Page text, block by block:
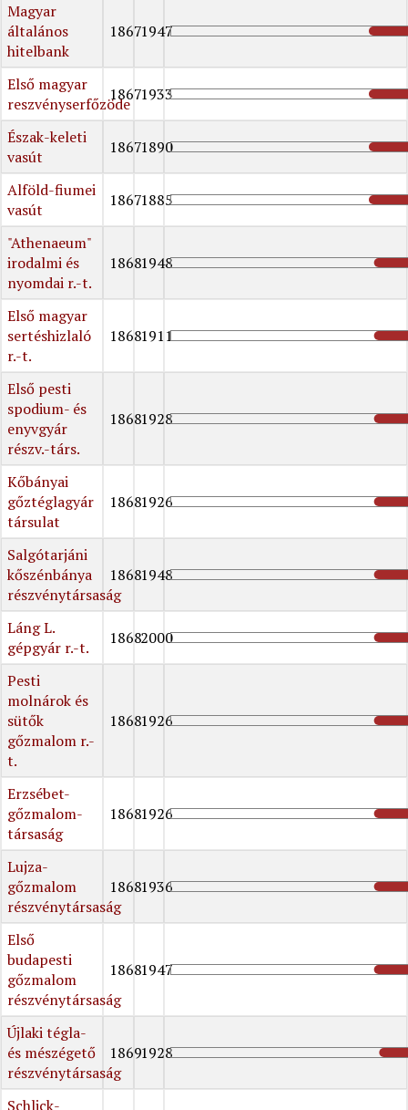
Magyar
általános
hitelbank
18671947
Első magyar
reszvényserfőzöde
18671933
Észak-keleti
vasút
18671890
Alföld-fiumei
vasút
18671885
"Athenaeum"
irodalmi és
nyomdai r.-t.
18681948
Első magyar
sertéshizlaló
r.-t.
18681911
Első pesti
spodium- és
enyvgyár
részv.-társ.
18681928
Kőbányai
gőztéglagyár
társulat
18681926
Salgótarjáni
kőszénbánya
részvénytársaság
18681948
Láng L.
gépgyár r.-t.
18682000
Pesti
molnárok és
sütők
gőzmalom r.-
t.
18681926
Erzsébet-
gőzmalom-
társaság
18681926
Lujza-
gőzmalom
részvénytársaság
18681936
Első
budapesti
gőzmalom
részvénytársaság
18681947
Újlaki tégla-
és mészégető
részvénytársaság
18691928
Schlick-